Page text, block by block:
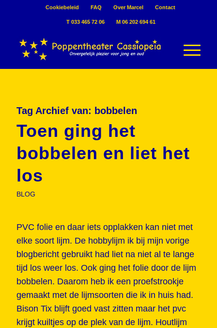
Cookiebeleid FAQ Over Marcel Contact
T 033 465 72 06 M 06 202 694 61
Tag Archief van: bobbelen
Toen ging het
bobbelen en liet het
los
BLOG
PVC folie en daar iets opplakken kan niet met
elke soort lijm. De hobbylijm ik bij mijn vorige
blogbericht gebruikt had liet na niet al te lange
tijd los weer los. Ook ging het folie door de lijm
bobbelen. Daarom heb ik een proefstrookje
gemaakt met de lijmsoorten die ik in huis had.
Bison Tix blijft goed vast zitten maar het pvc
krijgt kuiltjes op de plek van de lijm. Houtlijm